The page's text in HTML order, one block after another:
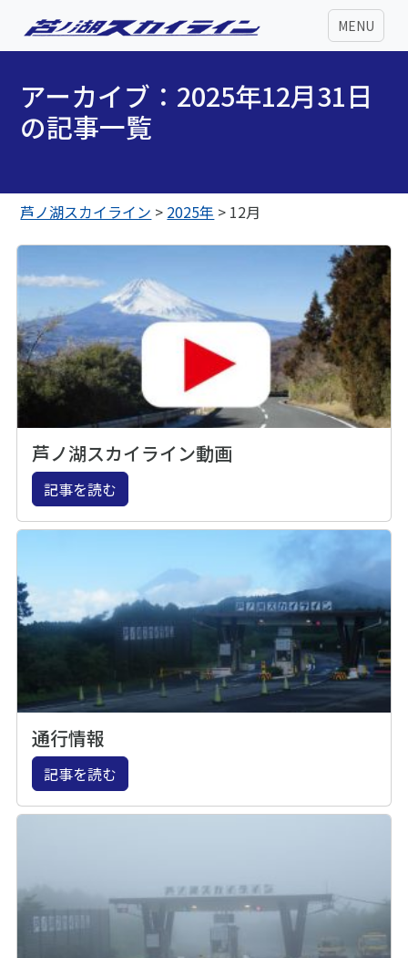
MENU
アーカイブ：2025年12月31日
の記事一覧
芦ノ湖スカイライン > 2025年 > 12月
芦ノ湖スカイライン動画
記事を読む
通行情報
記事を読む